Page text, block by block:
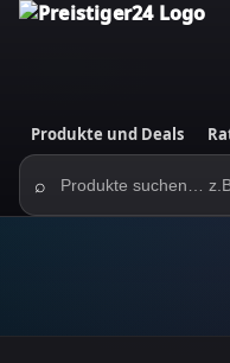
Produkte und Deals
⌕